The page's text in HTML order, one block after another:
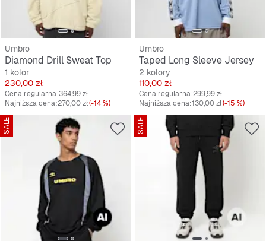
Umbro
Diamond Drill Sweat Top
1 kolor
Cena
230,00 zł
Cena regularna:364,99 zł
Najniższa cena:270,00 zł(-14 %)
Umbro
Taped Long Sleeve Jersey
2 kolory
Cena
110,00 zł
Cena regularna:299,99 zł
Najniższa cena:130,00 zł(-15 %)
SALE SALE